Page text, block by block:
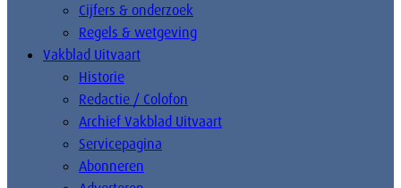
Cijfers & onderzoek
Regels & wetgeving
Vakblad Uitvaart
Historie
Redactie / Colofon
Archief Vakblad Uitvaart
Servicepagina
Abonneren